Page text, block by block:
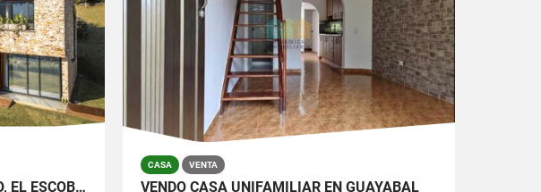
CASA DE LUJO EN CERROVENTO, EL ESCOBERO – ENVIGADO
CASA VENTA
VENDO CASA UNIFAMILIAR EN GUAYABAL